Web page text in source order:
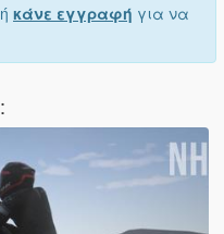
ή κάνε εγγραφή για να
: